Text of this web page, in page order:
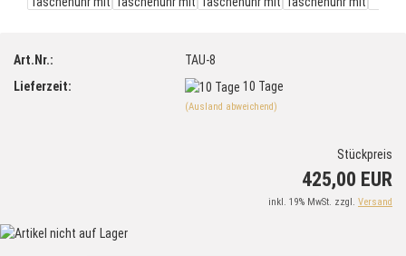
Art.Nr.:
TAU-8
Lieferzeit:
10 Tage
(Ausland abweichend)
Stückpreis
425,00 EUR
inkl. 19% MwSt. zzgl. Versand